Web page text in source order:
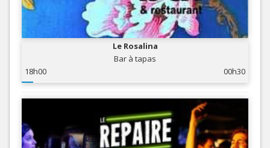
Le Rosalina
Bar à tapas
18h00
00h30